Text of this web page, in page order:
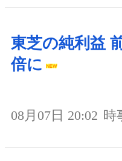
東芝の純利益
倍に
08月07日 20:02 時